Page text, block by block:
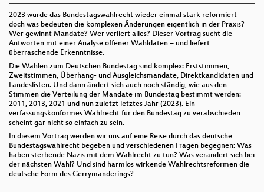
2023 wurde das Bundestagswahlrecht wieder einmal stark reformiert –
doch was bedeuten die komplexen Änderungen eigentlich in der Praxis?
Wer gewinnt Mandate? Wer verliert alles? Dieser Vortrag sucht die
Antworten mit einer Analyse offener Wahldaten – und liefert
überraschende Erkenntnisse.
Die Wahlen zum Deutschen Bundestag sind komplex: Erststimmen,
Zweitstimmen, Überhang- und Ausgleichsmandate, Direktkandidaten und
Landeslisten. Und dann ändert sich auch noch ständig, wie aus den
Stimmen die Verteilung der Mandate im Bundestag bestimmt werden:
2011, 2013, 2021 und nun zuletzt letztes Jahr (2023). Ein
verfassungskonformes Wahlrecht für den Bundestag zu verabschieden
scheint gar nicht so einfach zu sein.
In diesem Vortrag werden wir uns auf eine Reise durch das deutsche
Bundestagswahlrecht begeben und verschiedenen Fragen begegnen: Was
haben sterbende Nazis mit dem Wahlrecht zu tun? Was verändert sich bei
der nächsten Wahl? Und sind harmlos wirkende Wahlrechtsreformen die
deutsche Form des Gerrymanderings?